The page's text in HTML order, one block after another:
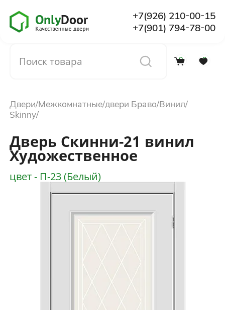
+7(926) 210-00-15
+7(901) 794-78-00
0 0
О компании
Установка
Доставка и оплата
Двери Межкомнатные двери Браво Винил
Skinny
Дверь Скинни-21 винил
Художественное
цвет - П-23 (Белый)